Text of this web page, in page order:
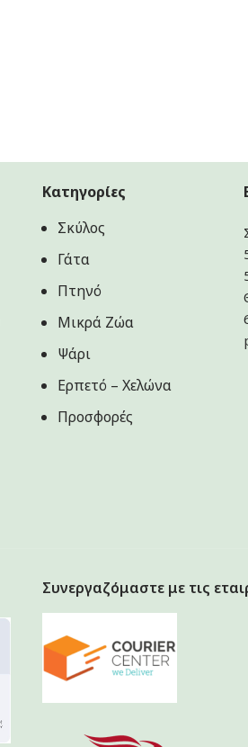
Κατηγορίες
Σκύλος
Γάτα
Πτηνό
Μικρά Ζώα
Ψάρι
Ερπετό – Χελώνα
Προσφορές
Συνεργαζόμαστε με τις